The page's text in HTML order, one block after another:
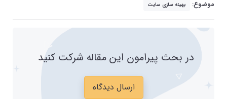
موضوع: بهینه سازی سایت
در بحث پیرامون این مقاله شرکت کنید
ارسال دیدگاه